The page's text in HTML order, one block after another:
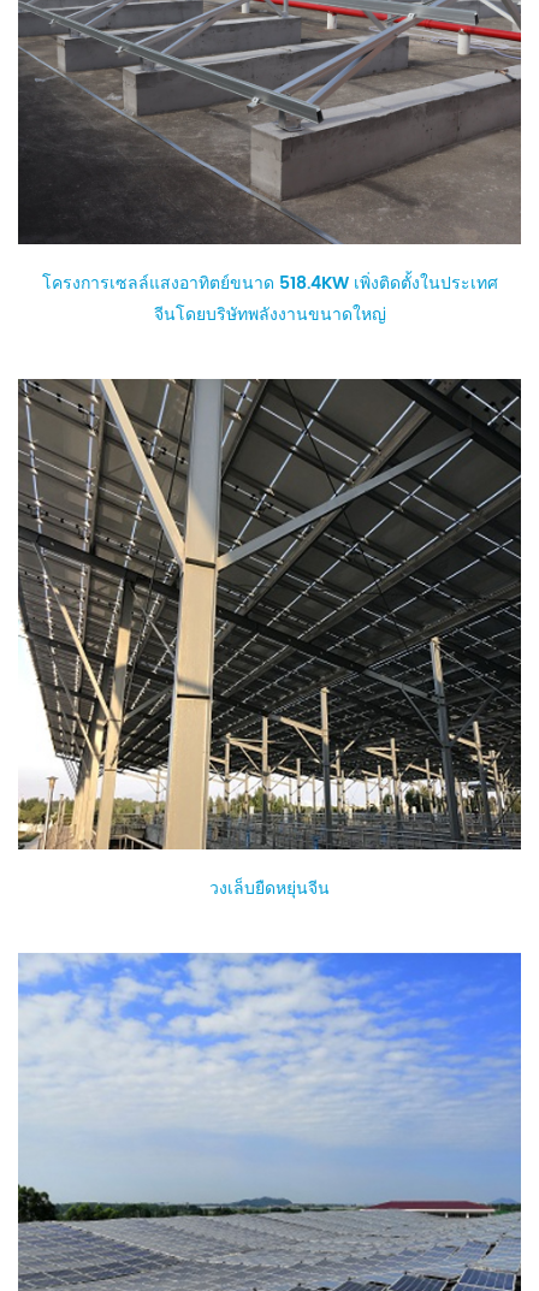
โครงการเซลล์แสงอาทิตย์ขนาด 518.4KW เพิ่งติดตั้งในประเทศ
จีนโดยบริษัทพลังงานขนาดใหญ่
วงเล็บยืดหยุ่นจีน